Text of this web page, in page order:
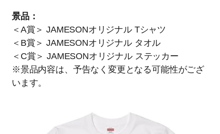
景品：
＜A賞＞ JAMESONオリジナル Tシャツ
＜B賞＞ JAMESONオリジナル タオル
＜C賞＞ JAMESONオリジナル ステッカー
※景品内容は、予告なく変更となる可能性がござ
います。